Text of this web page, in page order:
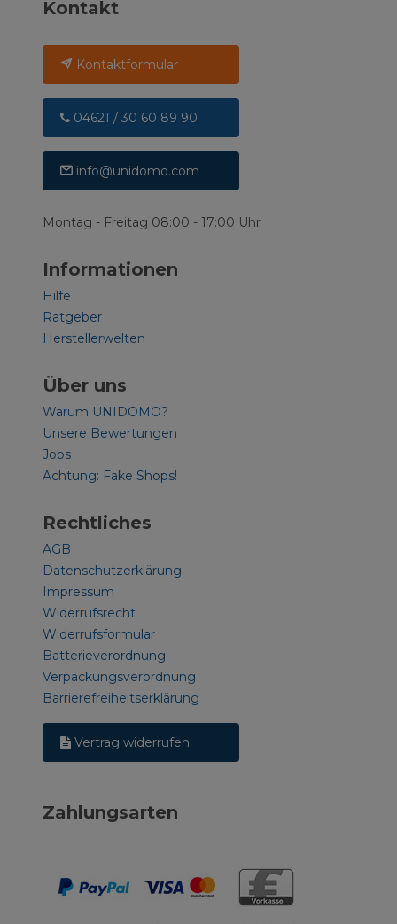
Kontakt
Kontaktformular
04621 / 30 60 89 90
info@unidomo.com
Montag - Freitag 08:00 - 17:00 Uhr
Informationen
Hilfe
Ratgeber
Herstellerwelten
Über uns
Warum UNIDOMO?
Unsere Bewertungen
Jobs
Achtung: Fake Shops!
Rechtliches
AGB
Datenschutzerklärung
Impressum
Widerrufsrecht
Widerrufsformular
Batterieverordnung
Verpackungsverordnung
Barrierefreiheitserklärung
Vertrag widerrufen
Zahlungsarten